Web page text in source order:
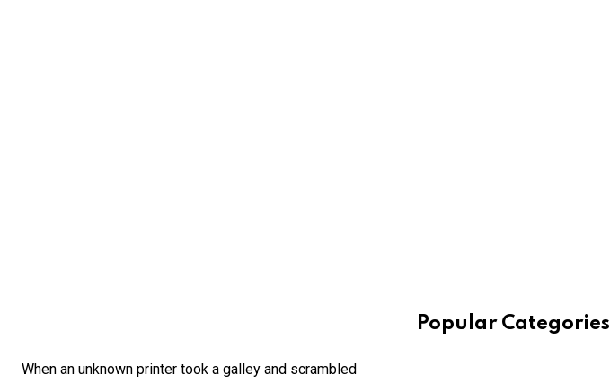
When an unknown printer took a galley and scrambled
Popular Categories